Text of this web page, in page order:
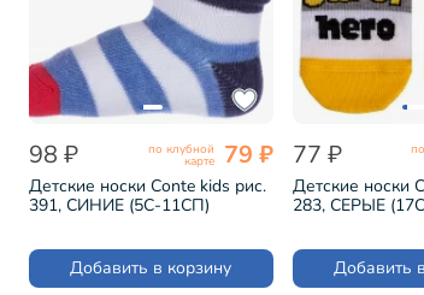
98 ₽ по клубной
карте 79 ₽
Детские носки Conte kids рис.
391, СИНИЕ (5С-11СП)
Добавить в корзину
77 ₽
Детские носки
283, СЕРЫЕ
Добавить